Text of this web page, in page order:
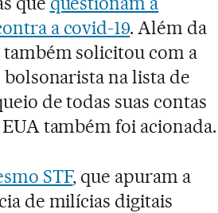
a covid-19. Além da
solicitou com a
na lista de
de todas suas contas
também foi acionada.
STF, que apuram a
de milícias digitais